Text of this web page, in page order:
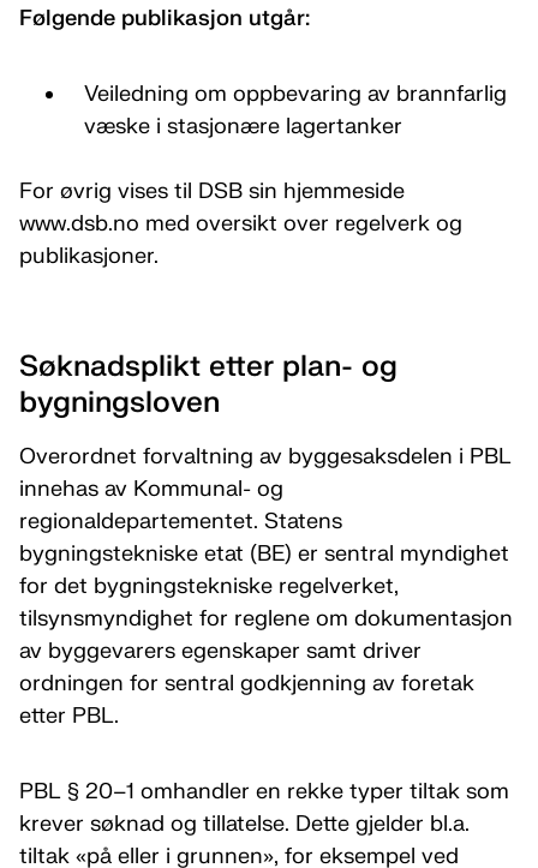
Følgende publikasjon utgår:
Veiledning om oppbevaring av brannfarlig
væske i stasjonære lagertanker
For øvrig vises til DSB sin hjemmeside
www.dsb.no med oversikt over regelverk og
publikasjoner.
Søknadsplikt etter plan- og
bygningsloven
Overordnet forvaltning av byggesaksdelen i PBL
innehas av Kommunal- og
regionaldepartementet. Statens
bygningstekniske etat (BE) er sentral myndighet
for det bygningstekniske regelverket,
tilsynsmyndighet for reglene om dokumentasjon
av byggevarers egenskaper samt driver
ordningen for sentral godkjenning av foretak
etter PBL.
PBL § 20–1 omhandler en rekke typer tiltak som
krever søknad og tillatelse. Dette gjelder bl.a.
tiltak «på eller i grunnen», for eksempel ved